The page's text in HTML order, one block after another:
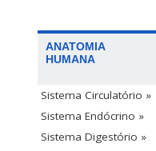
ANATOMIA
HUMANA
Sistema Circulatório »
Sistema Endócrino »
Sistema Digestório »